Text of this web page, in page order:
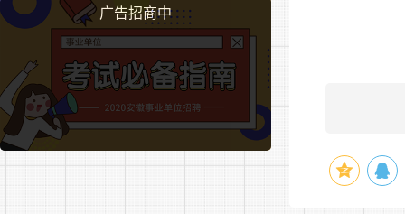
广告招商中
按照